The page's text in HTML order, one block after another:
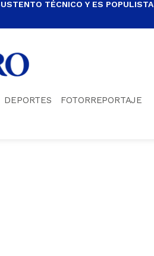
TÉCNICO Y ES POPULISTA
DEPORTES FOTORREPORTAJE